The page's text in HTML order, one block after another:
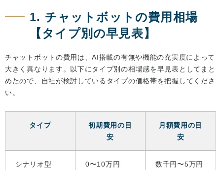
1. チャットボットの費用相場
【タイプ別の早見表】
チャットボットの費用は、AI搭載の有無や機能の充実度によって
大きく異なります。以下にタイプ別の相場感を早見表としてまと
めたので、自社が検討しているタイプの価格帯を把握してくださ
い。
タイプ
初期費用の目
安
月額費用の目
安
シナリオ型 0〜10万円 数千円〜5万円